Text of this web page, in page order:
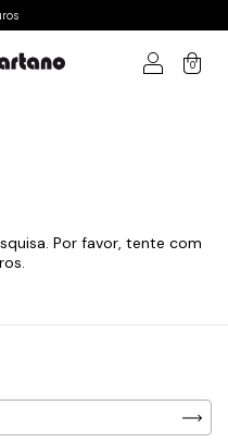
0
Por favor, tente com